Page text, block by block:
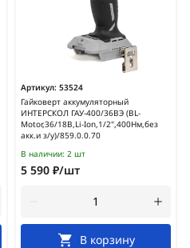
Артикул: 53524
Гайковерт аккумуляторный
ИНТЕРСКОЛ ГАУ-400/36ВЭ (BL-
Motor,36/18В,Li-Ion,1/2",400Нм,без
акк.и з/у)/859.0.0.70
В наличии: 2 шт
5 590 ₽/шт
В корзину